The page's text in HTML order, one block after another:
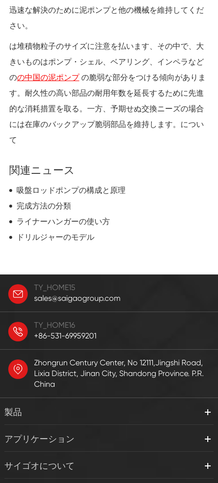
迅速な解決のために泥ポンプと他の機械を維持してくだ
さい。
は堆積物粒子のサイズに注意を払います、その中で、大
きいものはポンプ・シェル、ベアリング、インペラなど
のの中国の泥ポンプ の脆弱な部分をつける傾向がありま
す。耐久性の高い部品の耐用年数を延長するために先進
的な消耗措置を取る。一方、予期せぬ交換ニーズの場合
には在庫のバックアップ脆弱部品を維持します。につい
て
関連ニュース
吸盤ロッドポンプの構成と原理
完成方法の分類
ライナーハンガーの使い方
ドリルジャーのモデル
TY_HOME15
sales@saigaogroup.com
TY_HOME16
+86-531-69959201
Zhongrun Century Center, No 12111,Jingshi Road,
Lixia District, Jinan City, Shandong Province. P.R.
China
製品
アプリケーション
サイゴオについて